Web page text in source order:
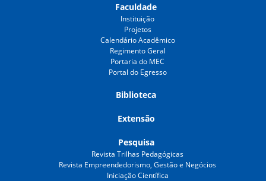
Faculdade
Instituição
Projetos
Calendário Acadêmico
Regimento Geral
Portaria do MEC
Portal do Egresso
Biblioteca
Extensão
Pesquisa
Revista Trilhas Pedagógicas
Revista Empreendedorismo, Gestão e Negócios
Iniciação Científica